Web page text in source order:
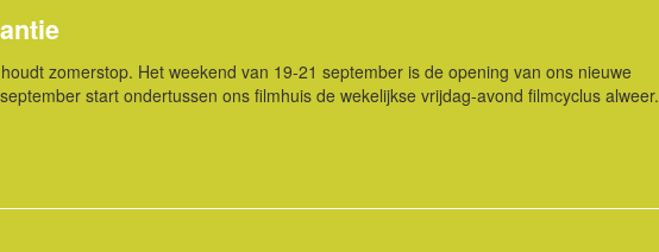
zomerstop. Het weekend van 19-21 september is de opening van ons nieuwe
start ondertussen ons filmhuis de wekelijkse vrijdag-avond filmcyclus alweer.